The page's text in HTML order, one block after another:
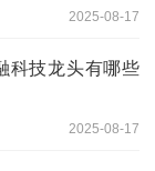
2025-08-17
科技龙头有哪些
2025-08-17